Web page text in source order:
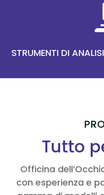
STRUMENTI DI
Tutto
Officina
con esperienza e